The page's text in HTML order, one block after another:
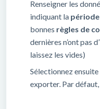
Renseigner les
indiquant la
bonnes règles de
dernières n’ont pas
laissez les vides)
Sélectionnez
exporter. Par